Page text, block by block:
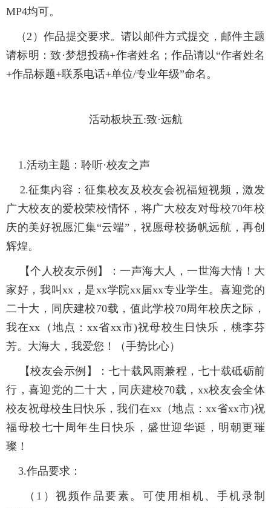
MP4均可。
（2）作品提交要求。请以邮件方式提交，邮件主题
请标明：致·梦想投稿+作者姓名；作品请以“作者姓名
+作品标题+联系电话+单位/专业年级”命名。
活动板块五:致·远航
1.活动主题： 聆听·校友之声
2.征集内容：征集校友及校友会祝福短视频，激发
广大校友的爱校荣校情怀，将广大校友对母校70年校
庆的美好祝愿汇集“云端”，祝愿母校扬帆远航，再创
辉煌。
【个人校友示例】：一声海大人，一世海大情！大
家好，我叫xx，是xx学院xx届xx专业学生。喜迎党的
二十大，同庆建校70载，值此学校70周年校庆之际，
我在xx（地点：xx省xx市)祝母校生日快乐，桃李芬
芳。大海大，我爱您！（手势比心）
【校友会示例】：七十载风雨兼程，七十载砥砺前
行，喜迎党的二十大，同庆建校70载，xx校友会全体
校友祝母校生日快乐，我们在xx（地点：xx省xx市)祝
福母校七十周年生日快乐，盛世迎华诞，明朝更璀
璨！
3.作品要求：
（1）视频作品要素。可使用相机、手机录制